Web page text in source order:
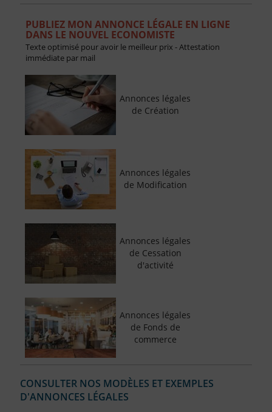
PUBLIEZ MON ANNONCE LÉGALE EN LIGNE
DANS LE NOUVEL ECONOMISTE
Texte optimisé pour avoir le meilleur prix - Attestation
immédiate par mail
Annonces légales
de Création
Annonces légales
de Modification
Annonces légales
de Cessation
d'activité
Annonces légales
de Fonds de
commerce
CONSULTER NOS MODÈLES ET EXEMPLES
D'ANNONCES LÉGALES